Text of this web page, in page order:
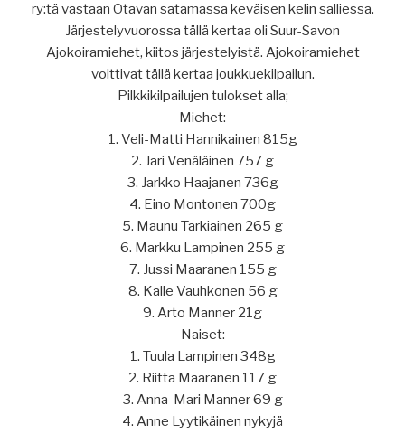
ry:tä vastaan Otavan satamassa keväisen kelin salliessa.
Järjestelyvuorossa tällä kertaa oli Suur-Savon
Ajokoiramiehet, kiitos järjestelyistä. Ajokoiramiehet
voittivat tällä kertaa joukkuekilpailun.
Pilkkikilpailujen tulokset alla;
Miehet:
1. Veli-Matti Hannikainen 815g
2. Jari Venäläinen 757 g
3. Jarkko Haajanen 736g
4. Eino Montonen 700g
5. Maunu Tarkiainen 265 g
6. Markku Lampinen 255 g
7. Jussi Maaranen 155 g
8. Kalle Vauhkonen 56 g
9. Arto Manner 21g
Naiset:
1. Tuula Lampinen 348g
2. Riitta Maaranen 117 g
3. Anna-Mari Manner 69 g
4. Anne Lyytikäinen nykyjä